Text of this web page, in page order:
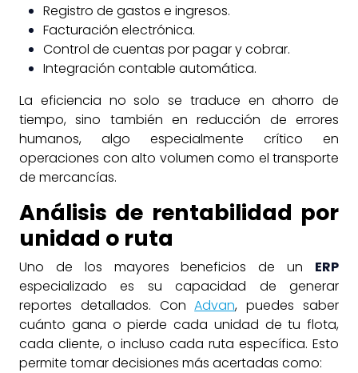
Registro de gastos e ingresos.
Facturación electrónica.
Control de cuentas por pagar y cobrar.
Integración contable automática.
La eficiencia no solo se traduce en ahorro de
tiempo, sino también en reducción de errores
humanos, algo especialmente crítico en
operaciones con alto volumen como el transporte
de mercancías.
Análisis de rentabilidad por
unidad o ruta
Uno de los mayores beneficios de un ERP
especializado es su capacidad de generar
reportes detallados. ConAdvan, puedes saber
cuánto gana o pierde cada unidad de tu flota,
cada cliente, o incluso cada ruta específica. Esto
permite tomar decisiones más acertadas como: